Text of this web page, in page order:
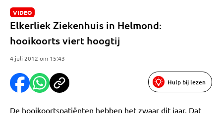
VIDEO
Elkerliek Ziekenhuis in Helmond:
hooikoorts viert hoogtij
4 juli 2012 om 15:43
Hulp bij lezen
De hooikoortspatiënten hebben het zwaar dit jaar. Dat